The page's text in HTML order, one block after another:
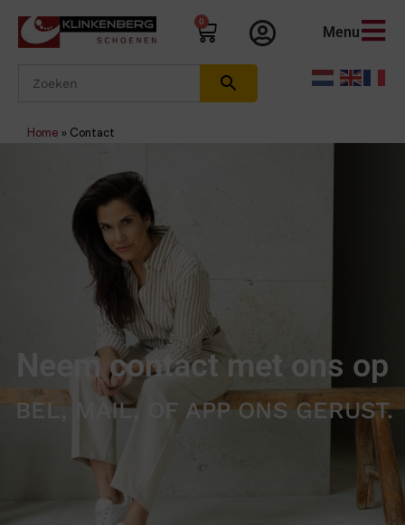
0
Menu
Home » Contact
Neem contact met ons op
BEL, MAIL, OF APP ONS GERUST.